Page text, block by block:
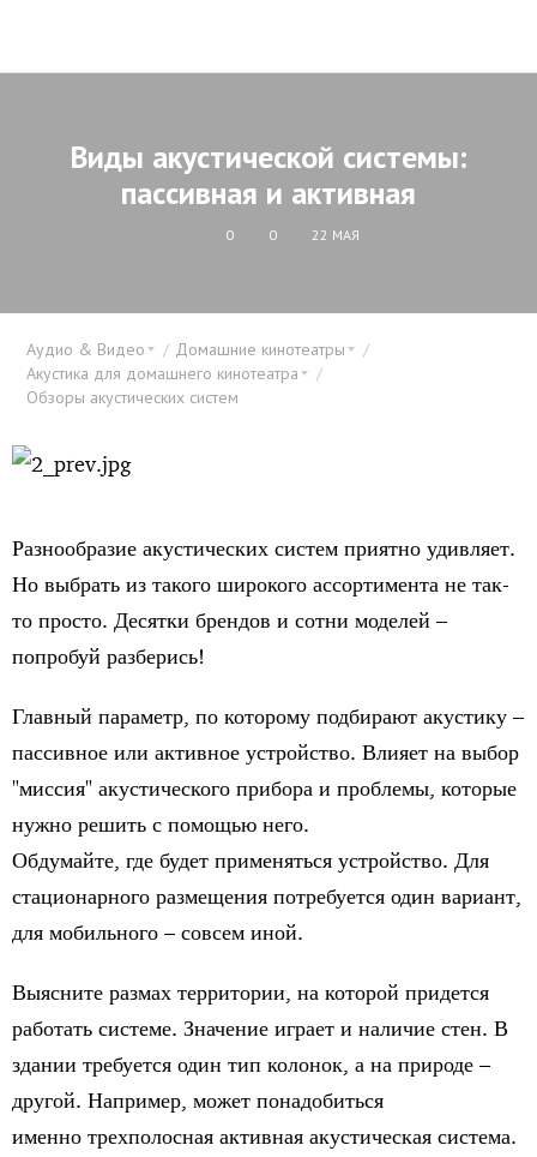
Виды акустической системы:
пассивная и активная
0 0 22 МАЯ
Аудио & Видео
Домашние кинотеатры
Акустика для домашнего кинотеатра
Обзоры акустических систем
Разнообразие акустических систем приятно удивляет.
Но выбрать из такого широкого ассортимента не так-
то просто. Десятки брендов и сотни моделей –
попробуй разберись!
Главный параметр, по которому подбирают акустику –
пассивное или активное устройство. Влияет на выбор
"миссия" акустического прибора и проблемы, которые
нужно решить с помощью него.
Обдумайте, где будет применяться устройство. Для
стационарного размещения потребуется один вариант,
для мобильного – совсем иной.
Выясните размах территории, на которой придется
работать системе. Значение играет и наличие стен. В
здании требуется один тип колонок, а на природе –
другой. Например, может понадобиться
именно трехполосная активная акустическая система.